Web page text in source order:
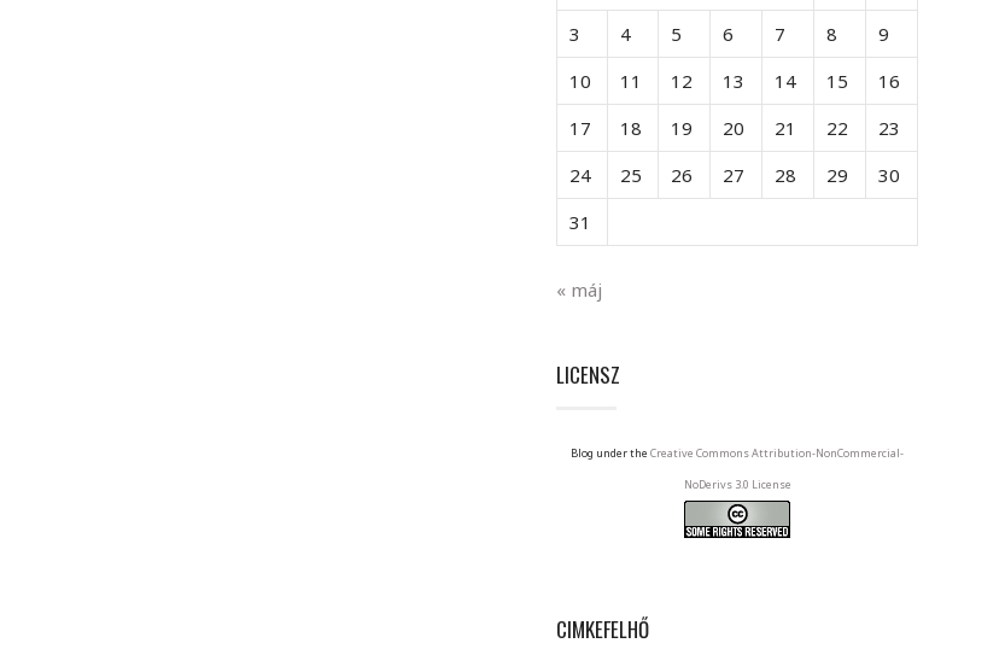
3
4 5 6 7 8
9
10
11 12 13 14 15
16
17
18 19 20 21 22
23
24
25 26 27 28 29
30
31
« máj
LICENSZ
Blog under the Creative Commons Attribution-NonCommercial-
NoDerivs 3.0 License
CIMKEFELHŐ